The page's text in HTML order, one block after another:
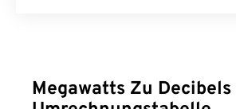
Megawatts Zu